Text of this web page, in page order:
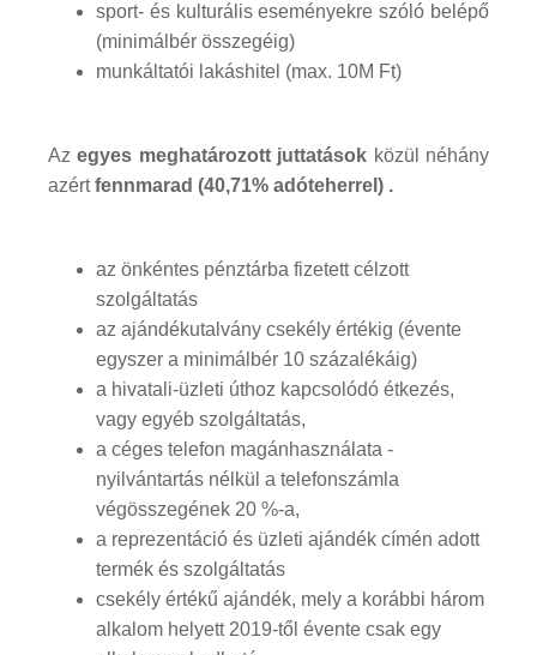
sport- és kulturális eseményekre szóló belépő
(minimálbér összegéig)
munkáltatói lakáshitel (max. 10M Ft)
Azegyes meghatározott juttatások közül néhány
azértfennmarad (40,71% adóteherrel) .
az önkéntes pénztárba fizetett célzott
szolgáltatás
az ajándékutalvány csekély értékig (évente
egyszer a minimálbér 10 százalékáig)
a hivatali-üzleti úthoz kapcsolódó étkezés,
vagy egyéb szolgáltatás,
a céges telefon magánhasználata -
nyilvántartás nélkül a telefonszámla
végösszegének 20 %-a,
a reprezentáció és üzleti ajándék címén adott
termék és szolgáltatás
csekély értékű ajándék, mely a korábbi három
alkalom helyett 2019-től évente csak egy